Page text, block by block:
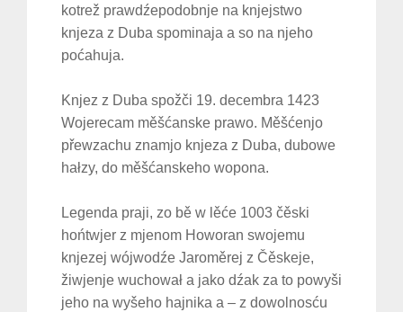
kotrež prawdźepodobnje na knjejstwo
knjeza z Duba spominaja a so na njeho
poćahuja.
Knjez z Duba spožči 19. decembra 1423
Wojerecam měšćanske prawo. Měšćenjo
přewzachu znamjo knjeza z Duba, dubowe
hałzy, do měšćanskeho wopona.
Legenda praji, zo bě w lěće 1003 čěski
hońtwjer z mjenom Howoran swojemu
knjezej wójwodźe Jaroměrej z Čěskeje,
žiwjenje wuchował a jako dźak za to powyši
jeho na wyšeho hajnika a – z dowolnosću